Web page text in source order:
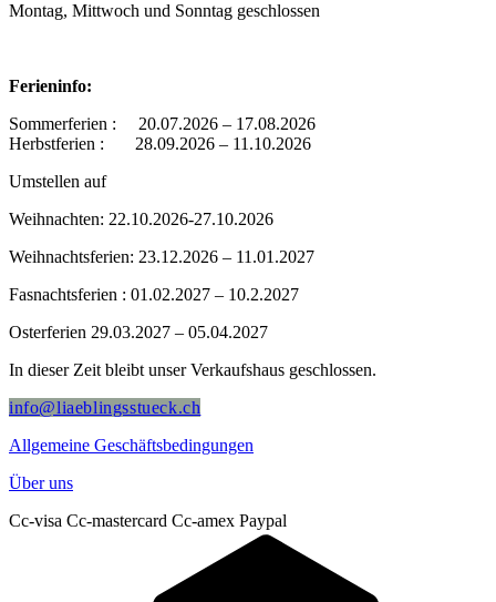
Montag, Mittwoch und Sonntag geschlossen
Ferieninfo:
Sommerferien : 20.07.2026 – 17.08.2026
Herbstferien : 28.09.2026 – 11.10.2026
Umstellen auf
Weihnachten: 22.10.2026-27.10.2026
Weihnachtsferien: 23.12.2026 – 11.01.2027
Fasnachtsferien : 01.02.2027 – 10.2.2027
Osterferien 29.03.2027 – 05.04.2027
In dieser Zeit bleibt unser Verkaufshaus geschlossen.
info@liaeblingsstueck.ch
Allgemeine Geschäftsbedingungen
Über uns
Cc-visa Cc-mastercard Cc-amex Paypal